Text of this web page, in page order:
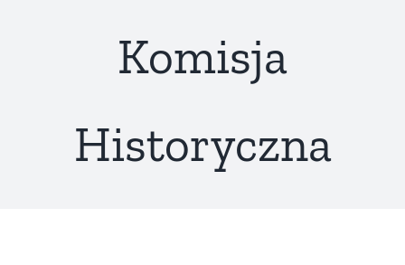
Komisja
Historyczna